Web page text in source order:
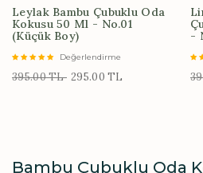
Leylak Bambu Çubuklu Oda
Kokusu 50 Ml - No.01
(Küçük Boy)
Değerlendirme
395.00 TL 295.00 TL
-
Bambu Çubuklu Oda